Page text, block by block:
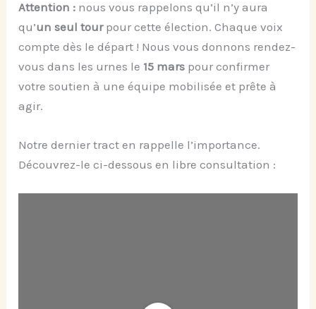
Attention : nous vous rappelons qu’il n’y aura
qu’un seul tourpour cette élection. Chaque voix
compte dès le départ ! Nous vous donnons rendez-
vous dans les urnes le 15 mars pour confirmer
votre soutien à une équipe mobilisée et prête à
agir.
Notre dernier tract en rappelle l’importance.
Découvrez-le ci-dessous en libre consultation :